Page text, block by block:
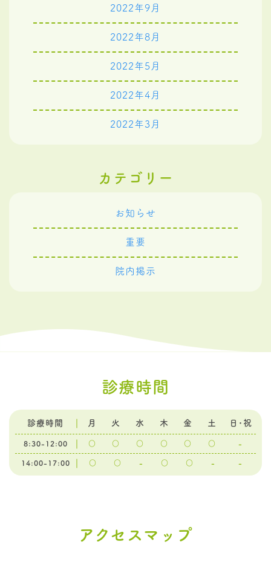
2022年9月
2022年8月
2022年5月
2022年4月
2022年3月
カテゴリー
お知らせ
重要
院内掲示
診療時間
診療時間 月 火 水 木 金 土 日･祝
8:30-12:00 ○ ○ ○ ○ ○ ○ -
14:00-17:00 ○ ○ - ○ ○ - -
アクセスマップ